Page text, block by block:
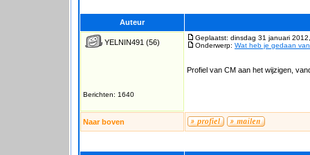
Auteur
YELNIN491 (56)
Berichten: 1640
Geplaatst: dinsdag 31 januari
Onderwerp: Wat heb je gedaan
Profiel van CM aan het wijzigen,
Naar boven